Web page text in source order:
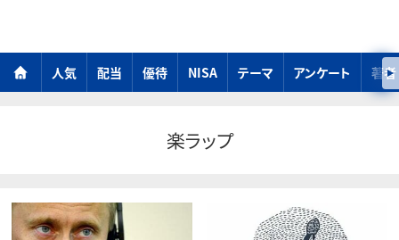
人気 配当 優待 NISA テーマ アンケート 著者
楽ラップ